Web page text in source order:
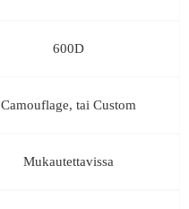
600D
Camouflage, tai Custom
Mukautettavissa